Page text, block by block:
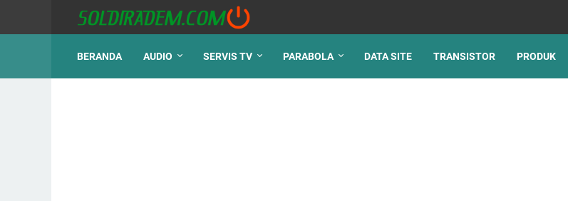
BERANDA AUDIO SERVIS TV PARABOLA DATA SITE TRANSISTOR PRODUK